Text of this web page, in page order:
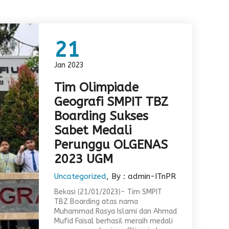
21
Jan 2023
Tim Olimpiade
Geografi SMPIT TBZ
Boarding Sukses
Sabet Medali
Perunggu OLGENAS
2023 UGM
Uncategorized, By : admin-ITnPR
Bekasi (21/01/2023)- Tim SMPIT
TBZ Boarding atas nama
Muhammad Rasya Islami dan Ahmad
Mufid Faisal berhasil meraih medali